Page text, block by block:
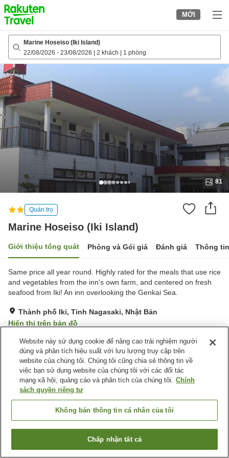
to
top
page
MỚI
Marine Hoseiso (Iki Island)
22/08/2026 - 23/08/2026 2 khách 1 phòng
81
Quán trọ
Marine Hoseiso (Iki Island)
Giới thiệu tổng quát Phòng và Gói giá Đánh giá Thông
Same price all year round. Highly rated for the meals that use rice
and vegetables from the inn's own farm, and centered on fresh
seafood from Iki! An inn overlooking the Genkai Sea.
Thành phố Iki, Tỉnh Nagasaki, Nhật Bản
Hiển thị trên bản đồ
Xuất sắc Đánh giá:3lượt
Tiện nghi chỗ nghỉ
Bãi đỗ xe
Máy bán hàng tự động
Bóng bàn
Trang chủ Nhật Bản Tỉnh Nagasaki
Thành phố Iki
Marine Hoseiso (Iki Island)
Tìm phòng trống
Website này sử dụng cookie để nâng cao trải nghiệm người
dùng và phân tích hiệu suất với lưu lượng truy cập trên
website của chúng tôi. Chúng tôi cũng chia sẻ thông tin về
việc bạn sử dụng website của chúng tôi với các đối tác
mạng xã hội, quảng cáo và phân tích của chúng tôi. Chính
sách quyền riêng tư
Không bán thông tin cá nhân của tôi
Chấp nhận tất cả